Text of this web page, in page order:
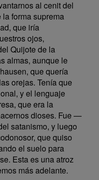
al cenit del
forma suprema
que iría
ojos,
Quijote de la
almas, aunque le
que quería
orejas. Tenía que
y el lenguaje
que era la
dioses. Fue —
satanismo, y luego
que quiso
el suelo para
Esta es una atroz
más adelante.